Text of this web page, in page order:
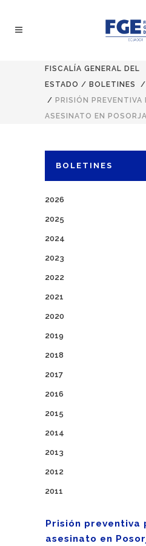
FISCALÍA GENERAL DEL
ESTADO / BOLETINES /
/ PRISIÓN PREVENTIVA
ASESINATO EN POSORJA
BOLETINES
2026
2025
2024
2023
2022
2021
2020
2019
2018
2017
2016
2015
2014
2013
2012
2011
Prisión preventiva
asesinato en